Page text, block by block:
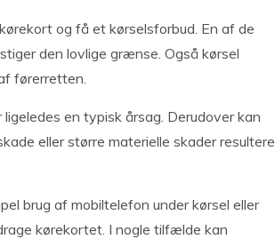
og få et kørselsforbud. En af de
den lovlige grænse. Også kørsel
førerretten.
en typisk årsag. Derudover kan
eller større materielle skader resultere
brug af mobiltelefon under kørsel eller
kørekortet. I nogle tilfælde kan